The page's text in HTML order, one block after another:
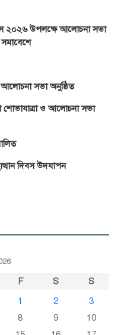
২০২৬ উপলক্ষে আলোচনা সভা
আলোচনা সভা অনুষ্ঠিত
শোভাযাত্রা ও আলোচনা সভা
দিবস উদযাপন
F S
S
1
2
3
8 9
10